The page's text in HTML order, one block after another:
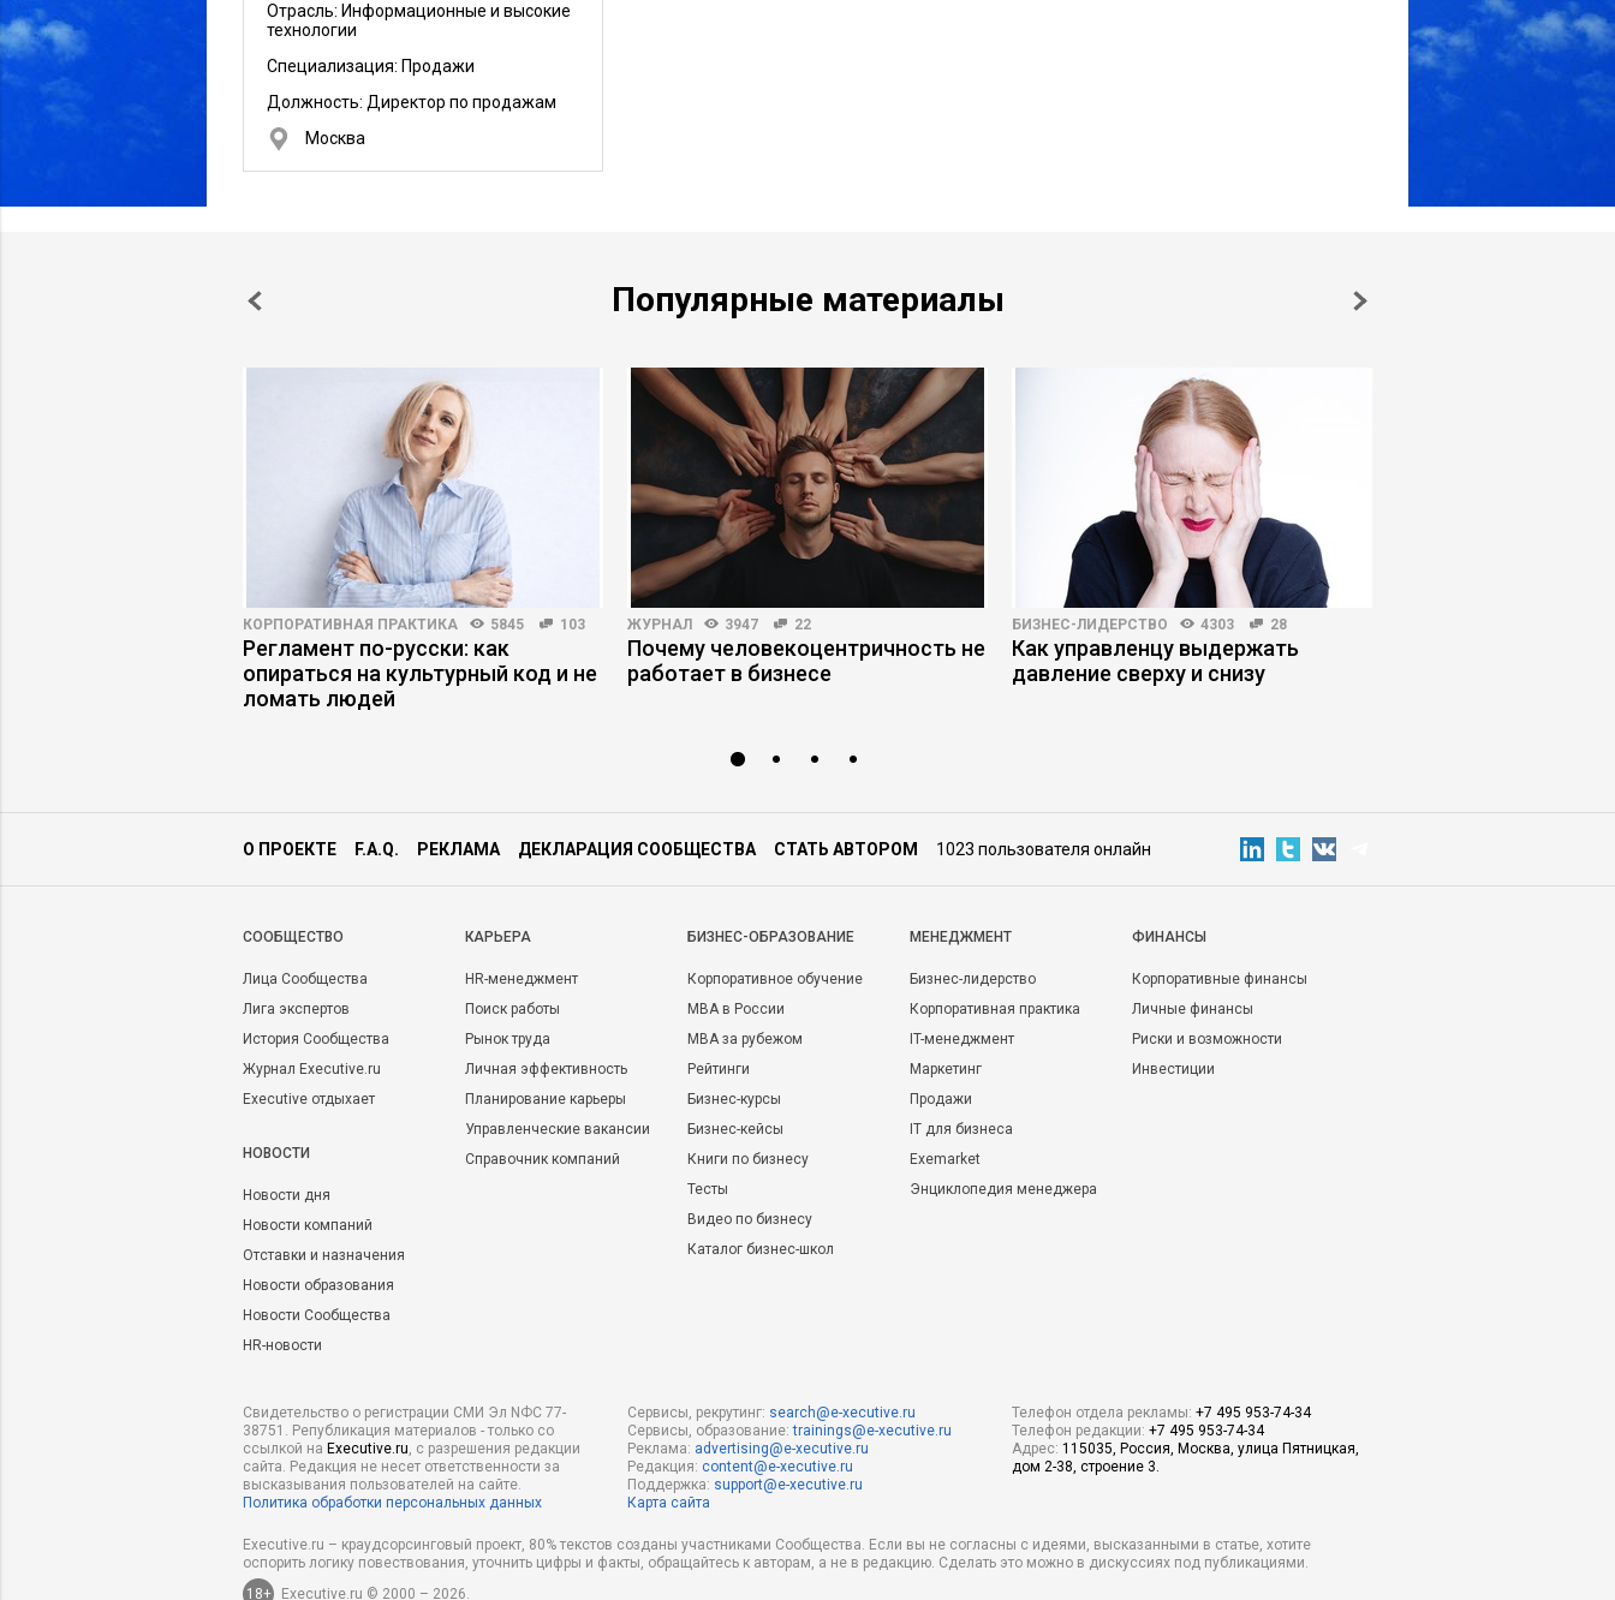
Отрасль: Информационные и высокие
технологии
Специализация: Продажи
Должность: Директор по продажам
Москва
Популярные материалы
КОРПОРАТИВНАЯ ПРАКТИКА 5845 103
Регламент по-русски: как
опираться на культурный код и не
ломать людей
ЖУРНАЛ 3947 22
Почему человекоцентричность не
работает в бизнесе
БИЗНЕС-ЛИДЕРСТВО 4303 28
Как управленцу выдержать
давление сверху и снизу
О ПРОЕКТЕ F.A.Q. РЕКЛАМА ДЕКЛАРАЦИЯ СООБЩЕСТВА СТАТЬ АВТОРОМ 1023 пользователя онлайн
CООБЩЕСТВО
Лица Сообщества
Лига экспертов
История Сообщества
Журнал Executive.ru
Executive отдыхает
НОВОСТИ
Новости дня
Новости компаний
Отставки и назначения
Новости образования
Новости Сообщества
HR-новости
КАРЬЕРА
HR-менеджмент
Поиск работы
Рынок труда
Личная эффективность
Планирование карьеры
Управленческие вакансии
Справочник компаний
БИЗНЕС-ОБРАЗОВАНИЕ
Корпоративное обучение
MBA в России
MBA за рубежом
Рейтинги
Бизнес-курсы
Бизнес-кейсы
Книги по бизнесу
Тесты
Видео по бизнесу
Каталог бизнес-школ
МЕНЕДЖМЕНТ
Бизнес-лидерство
Корпоративная практика
IT-менеджмент
Маркетинг
Продажи
IT для бизнеса
Exemarket
Энциклопедия менеджера
ФИНАНСЫ
Корпоративные финансы
Личные финансы
Риски и возможности
Инвестиции
Свидетельство о регистрации СМИ Эл NФС 77-
38751. Републикация материалов - только со
ссылкой на Executive.ru, с разрешения редакции
сайта. Редакция не несет ответственности за
высказывания пользователей на сайте.
Политика обработки персональных данных
Сервисы, рекрутинг: search@e-xecutive.ru
Сервисы, образование:trainings@e-xecutive.ru
Реклама: advertising@e-xecutive.ru
Редакция: content@e-xecutive.ru
Поддержка: support@e-xecutive.ru
Карта сайта
Телефон отдела рекламы: +7 495 953-74-34
Телефон редакции: +7 495 953-74-34
Адрес: 115035, Россия, Москва, улица Пятницкая,
дом 2-38, строение 3.
Executive.ru – краудсорсинговый проект, 80% текстов созданы участниками Сообщества. Если вы не согласны с идеями, высказанными в статье, хотите
оспорить логику повествования, уточнить цифры и факты, обращайтесь к авторам, а не в редакцию. Сделать это можно в дискуссиях под публикациями.
18+
Executive.ru © 2000 – 2026.